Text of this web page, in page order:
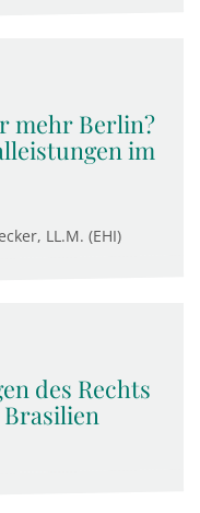
mehr Berlin?
im
LL.M. (EHI)
des Rechts